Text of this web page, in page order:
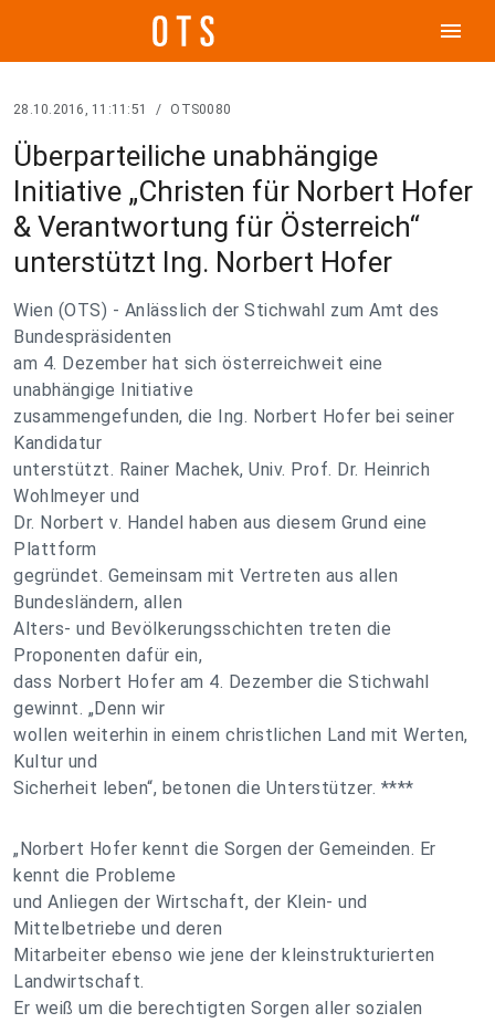
menu
28.10.2016, 11:11:51 / OTS0080
Überparteiliche unabhängige
Initiative „Christen für Norbert Hofer
& Verantwortung für Österreich“
unterstützt Ing. Norbert Hofer
Wien (OTS) - Anlässlich der Stichwahl zum Amt des
Bundespräsidenten
am 4. Dezember hat sich österreichweit eine
unabhängige Initiative
zusammengefunden, die Ing. Norbert Hofer bei seiner
Kandidatur
unterstützt. Rainer Machek, Univ. Prof. Dr. Heinrich
Wohlmeyer und
Dr. Norbert v. Handel haben aus diesem Grund eine
Plattform
gegründet. Gemeinsam mit Vertreten aus allen
Bundesländern, allen
Alters- und Bevölkerungsschichten treten die
Proponenten dafür ein,
dass Norbert Hofer am 4. Dezember die Stichwahl
gewinnt. „Denn wir
wollen weiterhin in einem christlichen Land mit Werten,
Kultur und
Sicherheit leben“, betonen die Unterstützer. ****
„Norbert Hofer kennt die Sorgen der Gemeinden. Er
kennt die Probleme
und Anliegen der Wirtschaft, der Klein- und
Mittelbetriebe und deren
Mitarbeiter ebenso wie jene der kleinstrukturierten
Landwirtschaft.
Er weiß um die berechtigten Sorgen aller sozialen